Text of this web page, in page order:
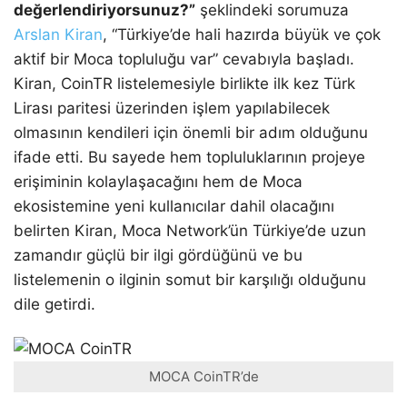
değerlendiriyorsunuz?” şeklindeki sorumuza
Arslan Kiran, “Türkiye’de hali hazırda büyük ve çok
aktif bir Moca topluluğu var” cevabıyla başladı.
Kiran, CoinTR listelemesiyle birlikte ilk kez Türk
Lirası paritesi üzerinden işlem yapılabilecek
olmasının kendileri için önemli bir adım olduğunu
ifade etti. Bu sayede hem topluluklarının projeye
erişiminin kolaylaşacağını hem de Moca
ekosistemine yeni kullanıcılar dahil olacağını
belirten Kiran, Moca Network’ün Türkiye’de uzun
zamandır güçlü bir ilgi gördüğünü ve bu
listelemenin o ilginin somut bir karşılığı olduğunu
dile getirdi.
MOCA CoinTR’de